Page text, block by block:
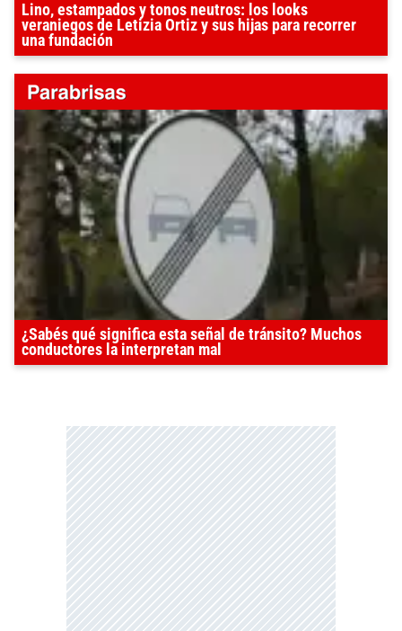
Lino, estampados y tonos neutros: los looks
veraniegos de Letizia Ortiz y sus hijas para recorrer
una fundación
¿Sabés qué significa esta señal de tránsito? Muchos
conductores la interpretan mal